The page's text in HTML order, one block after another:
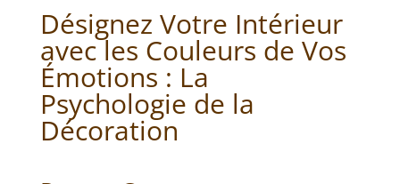
Désignez Votre Intérieur
avec les Couleurs de Vos
Émotions : La
Psychologie de la
Décoration